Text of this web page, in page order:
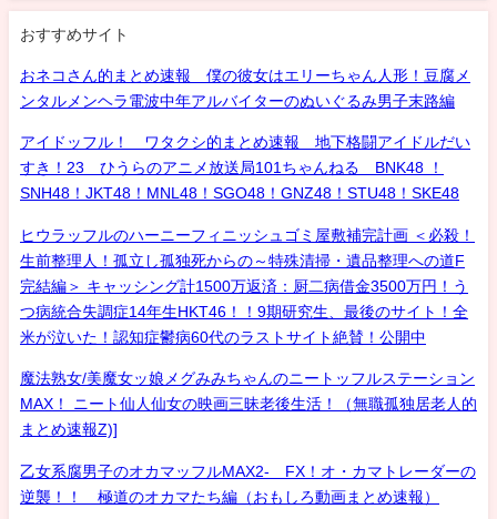
おすすめサイト
おネコさん的まとめ速報 僕の彼女はエリーちゃん人形！豆腐メ
ンタルメンヘラ電波中年アルバイターのぬいぐるみ男子末路編
アイドッフル！ ワタクシ的まとめ速報 地下格闘アイドルだい
すき！23 ひうらのアニメ放送局101ちゃんねる BNK48 ！
SNH48！JKT48！MNL48！SGO48！GNZ48！STU48！SKE48
ヒウラッフルのハーニーフィニッシュゴミ屋敷補完計画 ＜必殺！
生前整理人！孤立し孤独死からの～特殊清掃・遺品整理への道F
完結編＞ キャッシング計1500万返済：厨二病借金3500万円！う
つ病統合失調症14年生HKT46！！9期研究生、最後のサイト！全
米が泣いた！認知症鬱病60代のラストサイト絶賛！公開中
魔法熟女/美魔女ッ娘メグみみちゃんのニートッフルステーション
MAX！ ニート仙人仙女の映画三昧老後生活！（無職孤独居老人的
まとめ速報Z)]
乙女系腐男子のオカマッフルMAX2- FX！オ・カマトレーダーの
逆襲！！ 極道のオカマたち編（おもしろ動画まとめ速報）